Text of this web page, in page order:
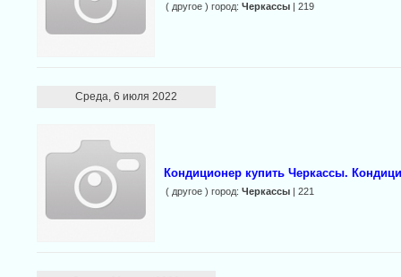
( другое ) город: Черкассы| 219
Среда, 6 июля 2022
Кондиционер купить Черкассы.
( другое ) город: Черкассы| 221